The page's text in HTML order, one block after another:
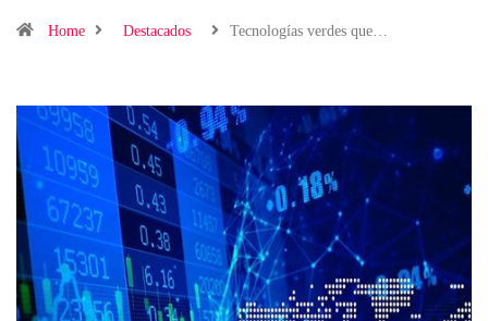
Home Destacados Tecnologías verdes que…